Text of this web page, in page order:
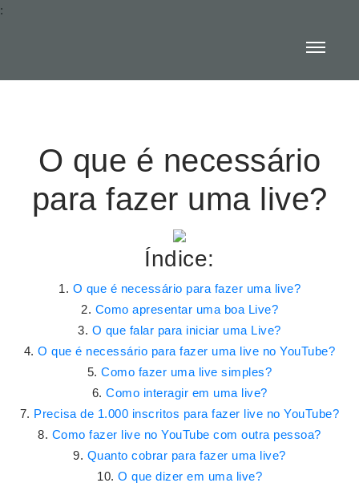
:
O que é necessário
para fazer uma live?
Índice:
O que é necessário para fazer uma live?
Como apresentar uma boa Live?
O que falar para iniciar uma Live?
O que é necessário para fazer uma live no YouTube?
Como fazer uma live simples?
Como interagir em uma live?
Precisa de 1.000 inscritos para fazer live no YouTube?
Como fazer live no YouTube com outra pessoa?
Quanto cobrar para fazer uma live?
O que dizer em uma live?